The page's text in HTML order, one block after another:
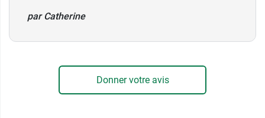
Facile à appliquer
Ne colle pas aux poils.
Idéal pour les femelles gestantes et
allaitantes
par Catherine
Donner votre avis